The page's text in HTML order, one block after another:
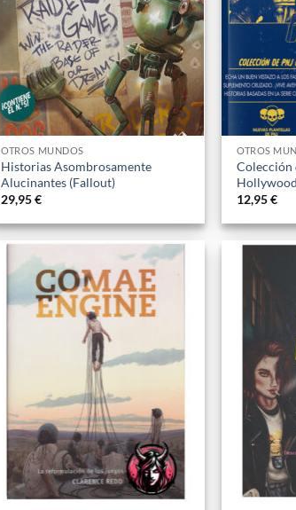
OTROS MUNDOS
Historias Asombrosamente
Alucinantes (Fallout)
29,95€
OTROS
Colección
12,95€
Añadir
de
deseos